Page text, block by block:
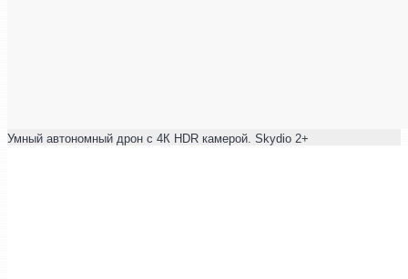
Умный автономный дрон с 4К HDR камерой. Skydio 2+